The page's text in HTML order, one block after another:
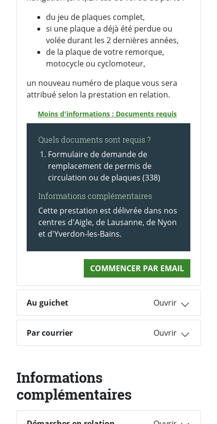
du jeu de plaques complet,
si une plaque a déjà été perdue ou
volée durant les 2 dernières années,
de la plaque de votre remorque,
motocycle ou cyclomoteur,
un nouveau numéro de plaque vous sera
attribué selon la prestation en relation.
Moins d'informations : Documents requis
Quels documents sont requis ?
Formulaire de demande de
remplacement de permis de
circulation ou de plaques (338)
Informations complémentaires
Cette prestation est délivrée dans nos
centres d'Aigle, de Lausanne, de Nyon
et d'Yverdon-les-Bains.
COMMENCER PAR EMAIL
Au guichet
Par courrier
Informations
complémentaires